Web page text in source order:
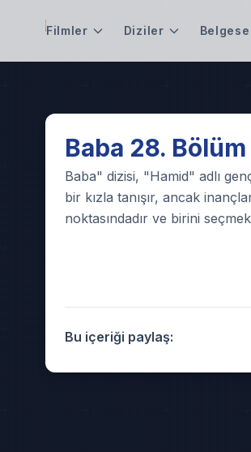
Filmler Diziler
Play
Video
Baba 28. Bölüm
Baba" dizisi, "Hamid" adlı
bir kızla tanışır, ancak
noktasındadır ve birini
Bu içeriği paylaş: